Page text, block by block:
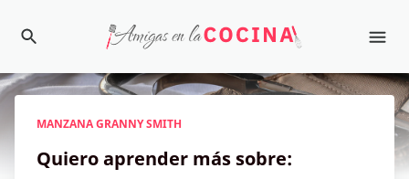
MANZANA GRANNY SMITH
Quiero aprender más sobre: